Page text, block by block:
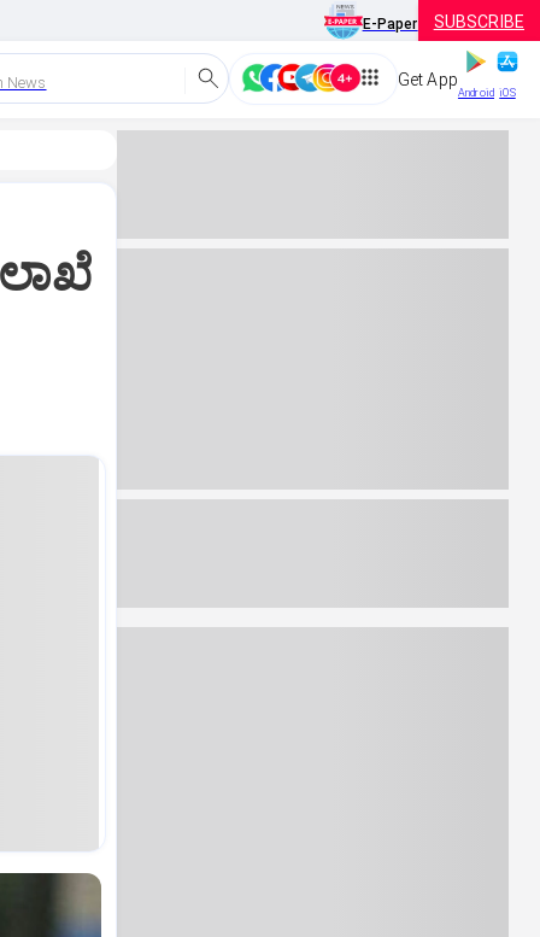
E-Paper SUBSCRIBE
News Get App
Android iOS